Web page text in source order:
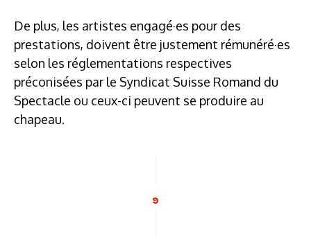
De plus, les artistes engagé·es pour des
prestations, doivent être justement rémunéré·es
selon les réglementations respectives
préconisées par le Syndicat Suisse Romand du
Spectacle ou ceux-ci peuvent se produire au
chapeau.
9